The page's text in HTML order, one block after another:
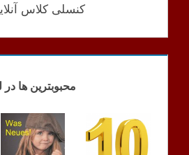
کنسلی کلاس آنلاین ۳۰ دقیقه
محبوبترین ها در